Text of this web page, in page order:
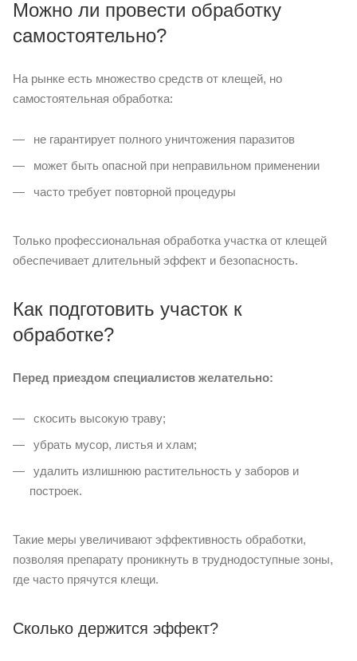
Можно ли провести обработку
самостоятельно?
На рынке есть множество средств от клещей, но
самостоятельная обработка:
не гарантирует полного уничтожения паразитов
может быть опасной при неправильном применении
часто требует повторной процедуры
Только профессиональная обработка участка от клещей
обеспечивает длительный эффект и безопасность.
Как подготовить участок к
обработке?
Перед приездом специалистов желательно:
скосить высокую траву;
убрать мусор, листья и хлам;
удалить излишнюю растительность у заборов и
построек.
Такие меры увеличивают эффективность обработки,
позволяя препарату проникнуть в труднодоступные зоны,
где часто прячутся клещи.
Сколько держится эффект?